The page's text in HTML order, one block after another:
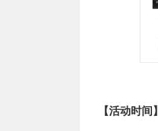
【活动时间】